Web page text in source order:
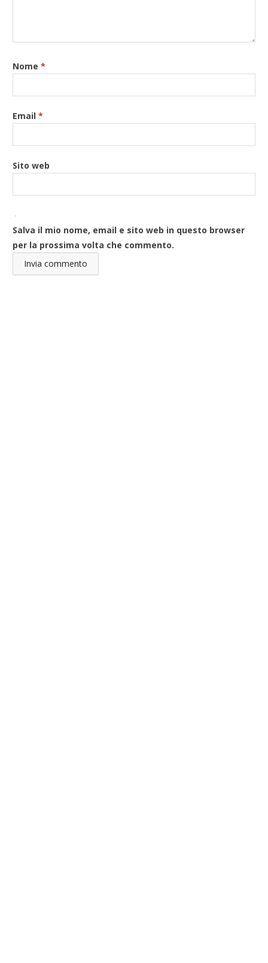
Nome*
Email*
Sito web
Salva il mio nome, email e sito web in questo browser
per la prossima volta che commento.